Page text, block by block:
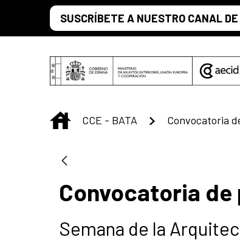
Saltar al contenido principal
SUSCRÍBETE A NUESTRO CANAL
INICIO
CCE - BATA Convocatoria
Convocatoria de
Semana de la